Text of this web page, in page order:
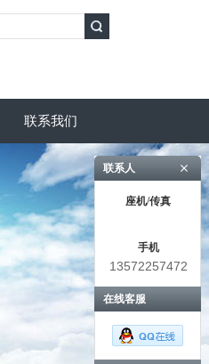
联系我们
联系人
座机/传真
手机
13572257472
在线客服